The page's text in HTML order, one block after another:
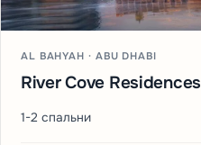
AL BAHYAH · ABU DHABI
River Cove Residences
1-2 спальни